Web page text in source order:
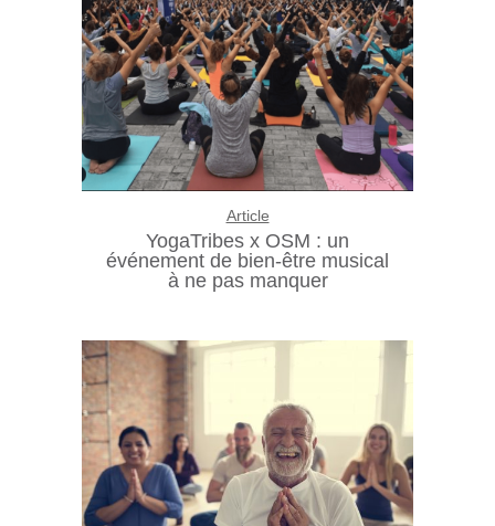
Article
YogaTribes x OSM : un
événement de bien-être musical
à ne pas manquer